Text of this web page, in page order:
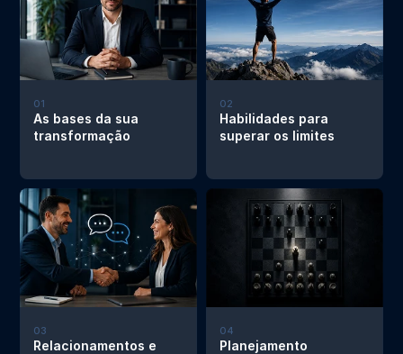
01
As bases da sua
transformação
02
Habilidades para
superar os limites
03
Relacionamentos e
04
Planejamento